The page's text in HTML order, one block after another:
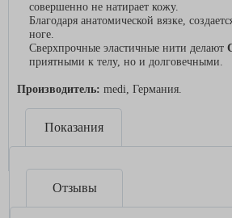
совершенно не натирает кожу.
Благодаря анатомической вязке,
ноге.
Сверхпрочные эластичные нити делают
приятными к телу, но и долговечными.
Производитель: medi, Германия.
Показания
Отзывы